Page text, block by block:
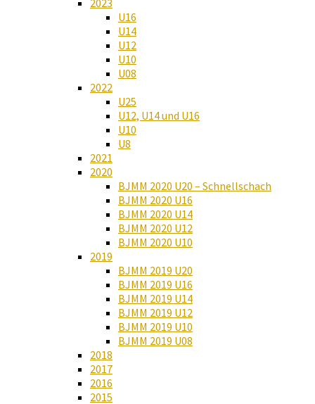
2023
U16
U14
U12
U10
U08
2022
U25
U12, U14 und U16
U10
U8
2021
2020
BJMM 2020 U20 – Schnellschach
BJMM 2020 U16
BJMM 2020 U14
BJMM 2020 U12
BJMM 2020 U10
2019
BJMM 2019 U20
BJMM 2019 U16
BJMM 2019 U14
BJMM 2019 U12
BJMM 2019 U10
BJMM 2019 U08
2018
2017
2016
2015